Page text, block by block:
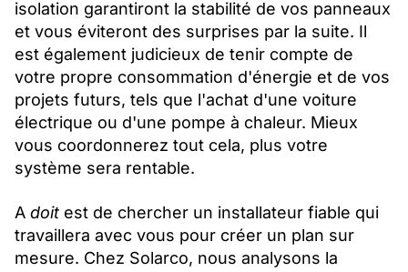
isolation garantiront la stabilité de vos panneaux
et vous éviteront des surprises par la suite. Il
est également judicieux de tenir compte de
votre propre consommation d'énergie et de vos
projets futurs, tels que l'achat d'une voiture
électrique ou d'une pompe à chaleur. Mieux
vous coordonnerez tout cela, plus votre
système sera rentable.
A doit est de chercher un installateur fiable qui
travaillera avec vous pour créer un plan sur
mesure. Chez Solarco, nous analysons la